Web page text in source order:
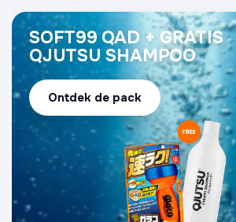
SOFT99 QAD + GRATIS
QJUTSU SHAMPOO
Ontdek de pack